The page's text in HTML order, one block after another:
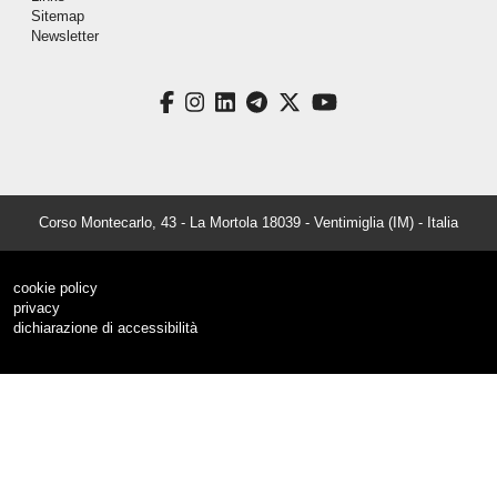
Sitemap
Newsletter
facebook
instagram
linkedin
telegram
twitteryoutube
Corso Montecarlo, 43 - La Mortola 18039 - Ventimiglia (IM) - Italia
cookie policy
privacy
dichiarazione di accessibilità